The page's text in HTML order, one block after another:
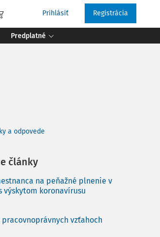
Prihlásiť Registrácia
Predplatné
a odpovede
články
na peňažné plnenie v
výskytom koronavírusu
pracovnoprávnych vzťahoch